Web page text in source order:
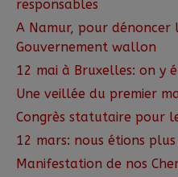
responsables
A Namur, pour dénoncer
Gouvernement wallon
12 mai à Bruxelles: on y
Une veillée du premier
Congrès statutaire pour
12 mars: nous étions
Manifestation de nos